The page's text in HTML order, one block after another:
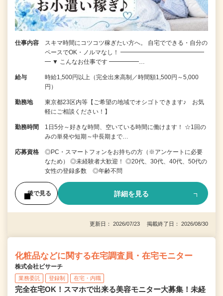
仕事内容
スキマ時間にコツコツ稼ぎたい方へ。 自宅でできる・自分の
ペースでOK・ノルマなし！ ━━━━━━━━━━━━━━
━ ▼ こんなお仕事です ━━━━━…
給与
時給1,500円以上（完全出来高制／時間額1,500円～5,000
円）
勤務地
東京都23区内等【ご希望の地域でオシゴトできます♪ お気
軽にご相談ください！】
勤務時間
1日5分～好きな時間、空いている時間に働けます！ ☆1回の
みの単発や短期～中長期まで…
応募資格
◎PC・スマートフォンをお持ちの方（※アンケートに必要
なため） ◎未経験者大歓迎！ ◎20代、30代、40代、50代の
女性の登録多数 ◎年齢不問
後で見る 詳細を見る
更新日： 2026/07/23 掲載終了日： 2026/08/30
化粧品などに関する在宅調査員・在宅モニター
株式会社ビサーチ
業務委託 登録制 在宅・内職
完全在宅OK！スマホで出来る美容モニター大募集！未経